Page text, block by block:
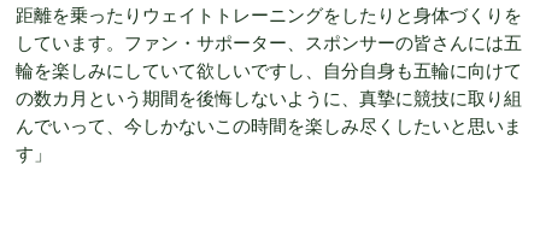
距離を乗ったりウェイトトレーニングをしたりと身体づくりを
しています。ファン・サポーター、スポンサーの皆さんには五
輪を楽しみにしていて欲しいですし、自分自身も五輪に向けて
の数カ月という期間を後悔しないように、真摯に競技に取り組
んでいって、今しかないこの時間を楽しみ尽くしたいと思いま
す」